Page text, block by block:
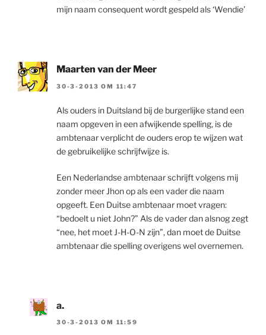
mijn naam consequent wordt gespeld als ‘Wendie’
Maarten van der Meer
30-3-2013 OM 11:47
Als ouders in Duitsland bij de burgerlijke stand een
naam opgeven in een afwijkende spelling, is de
ambtenaar verplicht de ouders erop te wijzen wat
de gebruikelijke schrijfwijze is.
Een Nederlandse ambtenaar schrijft volgens mij
zonder meer Jhon op als een vader die naam
opgeeft. Een Duitse ambtenaar moet vragen:
“bedoelt u niet John?” Als de vader dan alsnog zegt
“nee, het moet J-H-O-N zijn”, dan moet de Duitse
ambtenaar die spelling overigens wel overnemen.
a.
30-3-2013 OM 11:59